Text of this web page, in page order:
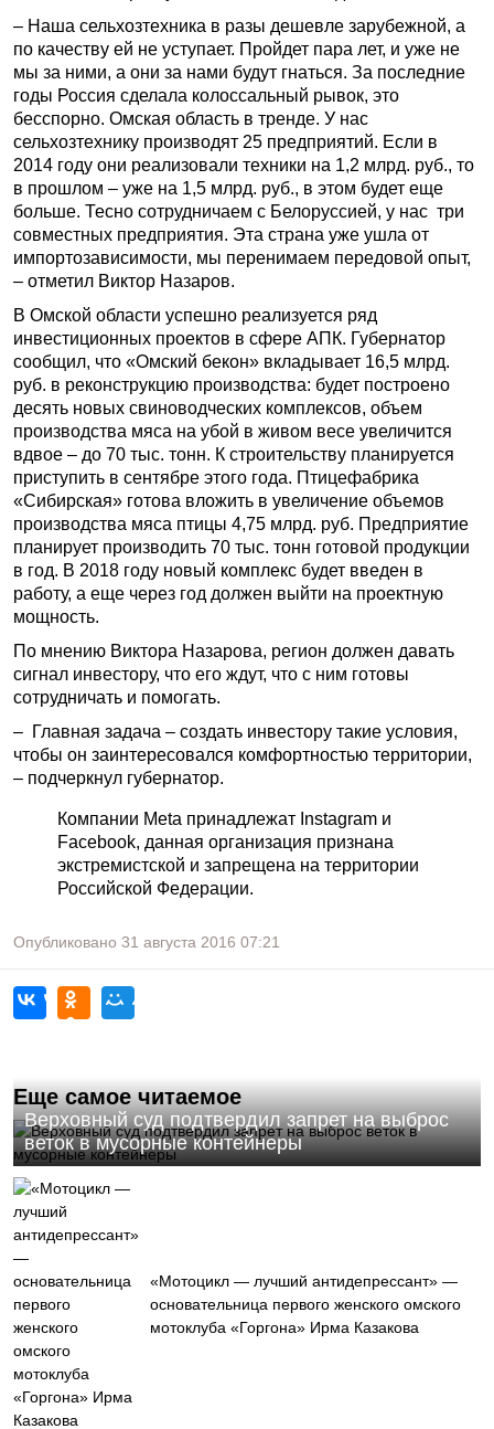
– Наша сельхозтехника в разы дешевле зарубежной, а
по качеству ей не уступает. Пройдет пара лет, и уже не
мы за ними, а они за нами будут гнаться. За последние
годы Россия сделала колоссальный рывок, это
бесспорно. Омская область в тренде. У нас
сельхозтехнику производят 25 предприятий. Если в
2014 году они реализовали техники на 1,2 млрд. руб., то
в прошлом – уже на 1,5 млрд. руб., в этом будет еще
больше. Тесно сотрудничаем с Белоруссией, у нас три
совместных предприятия. Эта страна уже ушла от
импортозависимости, мы перенимаем передовой опыт,
– отметил Виктор Назаров.
В Омской области успешно реализуется ряд
инвестиционных проектов в сфере АПК. Губернатор
сообщил, что «Омский бекон» вкладывает 16,5 млрд.
руб. в реконструкцию производства: будет построено
десять новых свиноводческих комплексов, объем
производства мяса на убой в живом весе увеличится
вдвое – до 70 тыс. тонн. К строительству планируется
приступить в сентябре этого года. Птицефабрика
«Сибирская» готова вложить в увеличение объемов
производства мяса птицы 4,75 млрд. руб. Предприятие
планирует производить 70 тыс. тонн готовой продукции
в год. В 2018 году новый комплекс будет введен в
работу, а еще через год должен выйти на проектную
мощность.
По мнению Виктора Назарова, регион должен давать
сигнал инвестору, что его ждут, что с ним готовы
сотрудничать и помогать.
– Главная задача – создать инвестору такие условия,
чтобы он заинтересовался комфортностью территории,
– подчеркнул губернатор.
Компании Meta принадлежат Instagram и
Facebook, данная организация признана
экстремистской и запрещена на территории
Российской Федерации.
Опубликовано 31 августа 2016 07:21
Еще самое читаемое
Верховный суд подтвердил запрет на выброс
веток в мусорные контейнеры
«Мотоцикл — лучший антидепрессант» —
основательница первого женского омского
мотоклуба «Горгона» Ирма Казакова